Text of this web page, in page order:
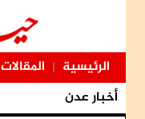
الرئيسية | المقالات
أخبار عدن